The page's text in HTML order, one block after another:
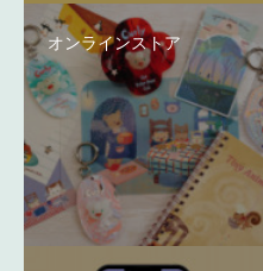
オンラインストア